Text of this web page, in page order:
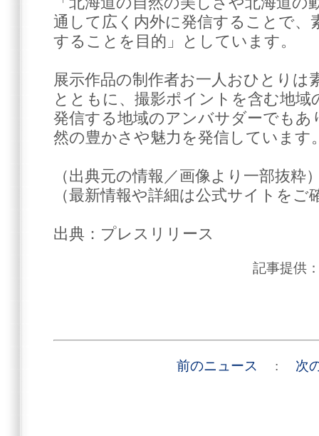
通して広く内外に発信することで、
することを目的」としています。
展示作品の制作者お一人おひとりは
とともに、撮影ポイントを含む地
発信する地域のアンバサダーでもあ
然の豊かさや魅力を発信しています
（出典元の情報／画像より一部抜粋
（最新情報や詳細は公式サイトをご
出典：プレスリリース
記事提供
前のニュース : 次